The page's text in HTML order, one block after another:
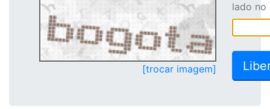
[trocar imagem]
lado no